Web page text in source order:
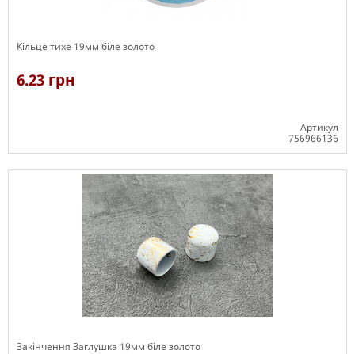
Кільце тихе 19мм біле золото
6.23 грн
Артикул
756966136
Закінчення Заглушка 19мм біле золото